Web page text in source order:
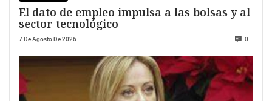
El dato de empleo impulsa a las bolsas y al
sector tecnológico
7 De Agosto De 2026 0